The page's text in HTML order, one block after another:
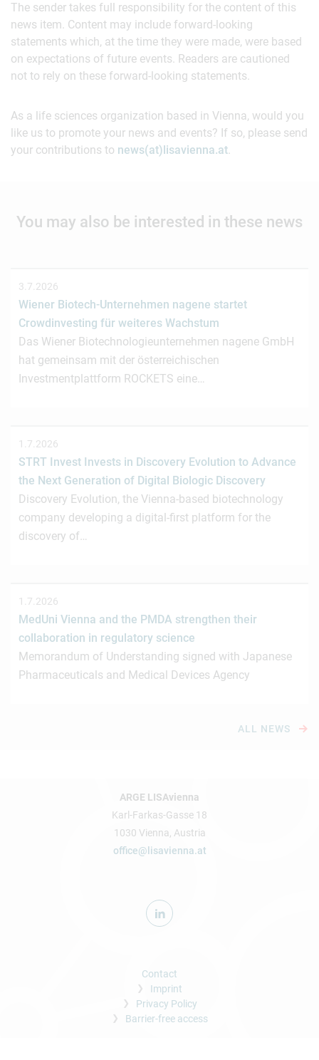
The sender takes full responsibility for the content of this
news item. Content may include forward-looking
statements which, at the time they were made, were based
on expectations of future events. Readers are cautioned
not to rely on these forward-looking statements.
As a life sciences organization based in Vienna, would you
like us to promote your news and events? If so, please send
your contributions to news(at)lisavienna.at.
You may also be interested in these news
3.7.2026
Wiener Biotech-Unternehmen nagene startet
Crowdinvesting für weiteres Wachstum
Das Wiener Biotechnologieunternehmen nagene GmbH
hat gemeinsam mit der österreichischen
Investmentplattform ROCKETS eine…
1.7.2026
STRT Invest Invests in Discovery Evolution to Advance
the Next Generation of Digital Biologic Discovery
Discovery Evolution, the Vienna-based biotechnology
company developing a digital-first platform for the
discovery of…
1.7.2026
MedUni Vienna and the PMDA strengthen their
collaboration in regulatory science
Memorandum of Understanding signed with Japanese
Pharmaceuticals and Medical Devices Agency
ALL NEWS
ARGE LISAvienna
Karl-Farkas-Gasse 18
1030 Vienna, Austria
office@lisavienna.at
Contact
Imprint
Privacy Policy
Barrier-free access